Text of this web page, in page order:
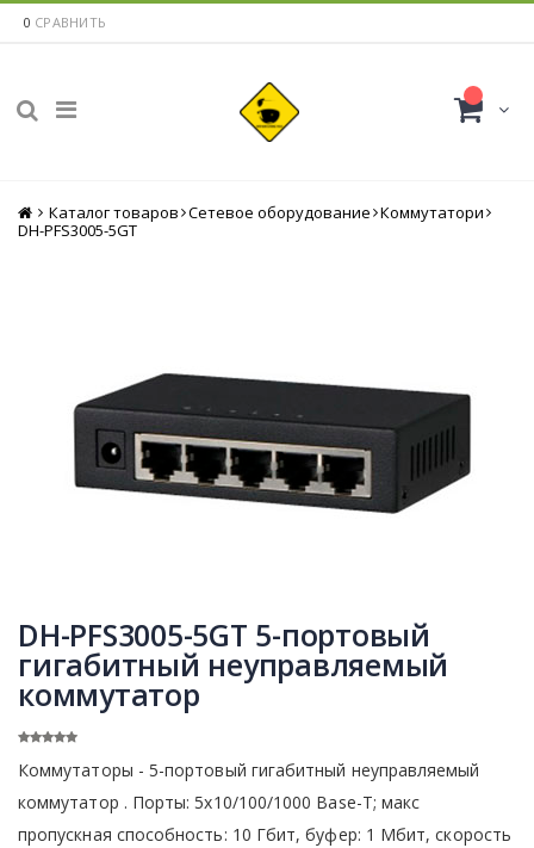
0 СРАВНИТЬ
Главная
Каталог товаров Сетевое оборудование Коммутатори
DH-PFS3005-5GT
DH-PFS3005-5GT 5-портовый
гигабитный неуправляемый
коммутатор
Коммутаторы - 5-портовый гигабитный неуправляемый
коммутатор . Порты: 5x10/100/1000 Base-T; макс
пропускная способность: 10 Гбит, буфер: 1 Мбит, скорость